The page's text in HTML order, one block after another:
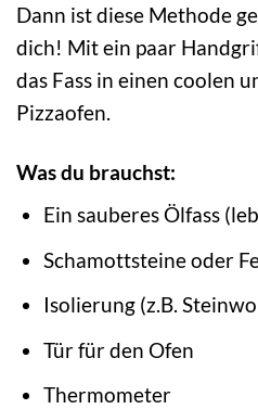
Dann ist diese Methode
dich! Mit ein paar
das Fass in einen coolen
Pizzaofen.
Was du brauchst:
Ein sauberes Ölfass
Schamottsteine oder
Isolierung (z.B.
Tür für den Ofen
Thermometer